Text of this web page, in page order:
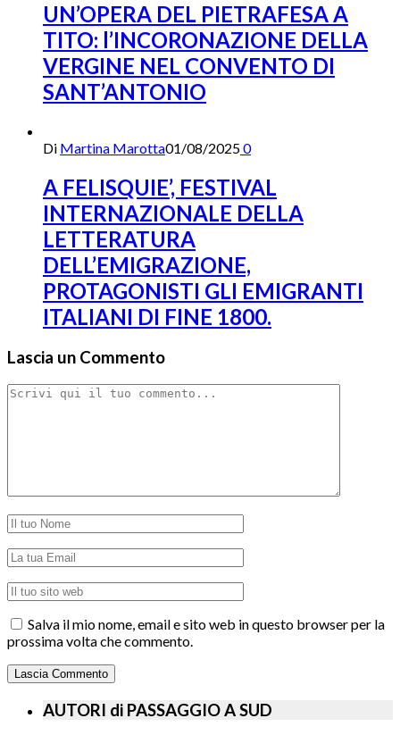
UN’OPERA DEL PIETRAFESA A
TITO: l’INCORONAZIONE DELLA
VERGINE NEL CONVENTO DI
SANT’ANTONIO
Di Martina Marotta01/08/20250
A FELISQUIE’, FESTIVAL
INTERNAZIONALE DELLA
LETTERATURA
DELL’EMIGRAZIONE,
PROTAGONISTI GLI EMIGRANTI
ITALIANI DI FINE 1800.
Lascia un Commento
Salva il mio nome, email e sito web in questo browser per la
prossima volta che commento.
AUTORI di PASSAGGIO A SUD